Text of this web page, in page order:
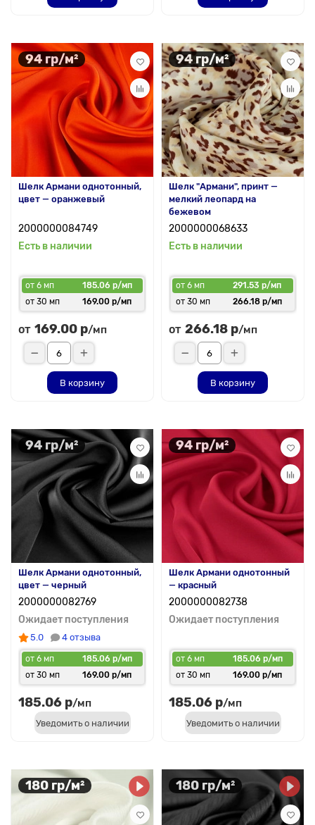
94 гр/м²
Шелк Армани однотонный,
цвет — оранжевый
2000000084749
Есть в наличии
от 6 мп
185.06 р/мп
от 30 мп
169.00 р/мп
от 169.00 р/мп
В корзину
94 гр/м²
Шелк "Армани", принт —
мелкий леопард на
бежевом
2000000068633
Есть в наличии
от 6 мп
291.53 р/мп
от 30 мп
266.18 р/мп
от 266.18 р/мп
В корзину
94 гр/м²
Шелк Армани однотонный,
цвет — черный
2000000082769
Ожидает поступления
5.0 4 отзыва
от 6 мп
185.06 р/мп
от 30 мп
169.00 р/мп
185.06 р/мп
Уведомить о наличии
94 гр/м²
Шелк Армани однотонный
— красный
2000000082738
Ожидает поступления
от 6 мп
185.06 р/мп
от 30 мп
169.00 р/мп
185.06 р/мп
Уведомить о наличии
180 гр/м² 180 гр/м²